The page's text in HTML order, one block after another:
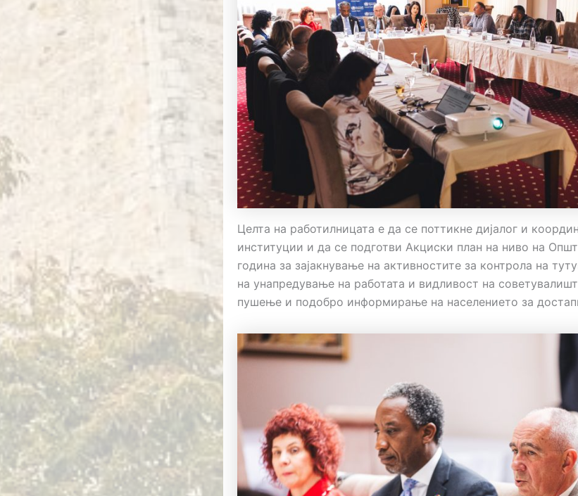
Целта на работилницата е да се поттикне дијалог и
институции и да се подготви Акциски план на ниво на
година за зајакнување на активностите за контрола на
на унапредување на работата и видливост на
пушење и подобро информирање на населението за